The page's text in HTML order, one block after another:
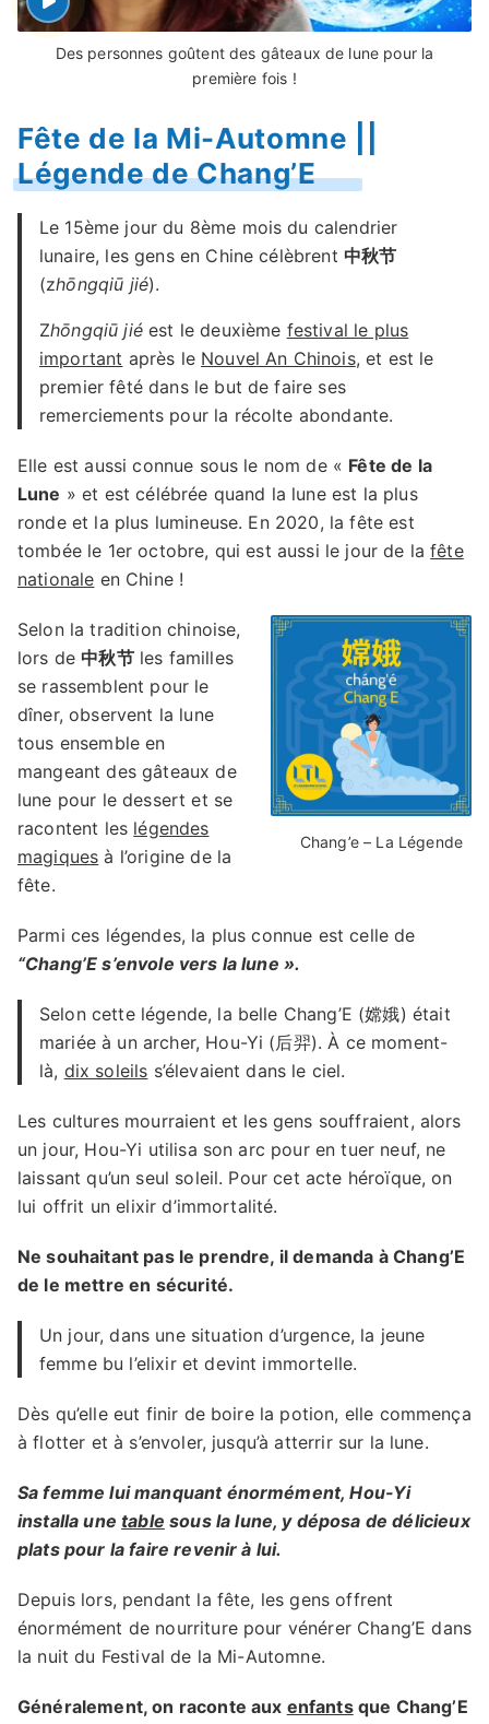
Des personnes goûtent des gâteaux de lune pour la
première fois !
Fête de la Mi-Automne ||
Légende de Chang’E
Le 15ème jour du 8ème mois du calendrier
lunaire, les gens en Chine célèbrent 中秋节
(zhōngqiū jié).
Zhōngqiū jiéest le deuxième festival le plus
important après le Nouvel An Chinois, et est le
premier fêté dans le but de faire ses
remerciements pour la récolte abondante.
Elle est aussi connue sous le nom de « Fête de la
Lune » et est célébrée quand la lune est la plus
ronde et la plus lumineuse. En 2020, la fête est
tombée le 1er octobre, qui est aussi le jour de lafête
nationale en Chine !
Chang’e – La Légende
Selon la tradition chinoise,
lors de 中秋节les familles
se rassemblent pour le
dîner, observent la lune
tous ensemble en
mangeant des gâteaux de
lune pour le dessert et se
racontent les légendes
magiques à l’origine de la
fête.
Parmi ces légendes, la plus connue est celle de
“Chang’E s’envole vers la lune ».
Selon cette légende, la belle Chang’E (嫦娥) était
mariée à un archer, Hou-Yi (后羿). À ce moment-
là, dix soleils s’élevaient dans le ciel.
Les cultures mourraient et les gens souffraient, alors
un jour, Hou-Yi utilisa son arc pour en tuer neuf, ne
laissant qu’un seul soleil. Pour cet acte héroïque, on
lui offrit un elixir d’immortalité.
Ne souhaitant pas le prendre, il demanda à Chang’E
de le mettre en sécurité.
Un jour, dans une situation d’urgence, la jeune
femme bu l’elixir et devint immortelle.
Dès qu’elle eut finir de boire la potion, elle commença
à flotter et à s’envoler, jusqu’à atterrir sur la lune.
Sa femme lui manquant énormément, Hou-Yi
installa unetable sous la lune, y déposa de délicieux
plats pour la faire revenir à lui.
Depuis lors, pendant la fête, les gens offrent
énormément de nourriture pour vénérer Chang’E dans
la nuit du Festival de la Mi-Automne.
Généralement, on raconte aux enfantsque Chang’E